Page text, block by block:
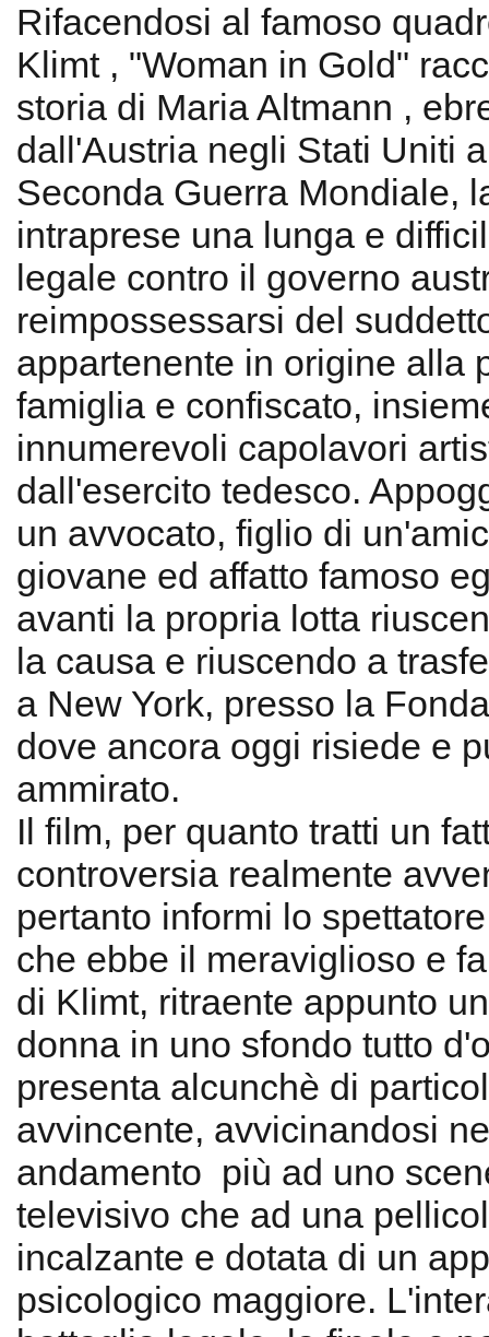
Rifacendosi al famoso
Klimt , "Woman in Gold"
storia di Maria Altmann ,
dall'Austria negli Stati Uniti
Seconda Guerra Mondiale,
intraprese una lunga e
legale contro il governo
reimpossessarsi del
appartenente in origine alla
famiglia e confiscato,
innumerevoli capolavori
dall'esercito tedesco.
un avvocato, figlio di
giovane ed affatto famoso
avanti la propria lotta
la causa e riuscendo a
a New York, presso la
dove ancora oggi risiede e
ammirato.
Il film, per quanto tratti un
controversia realmente
pertanto informi lo
che ebbe il meraviglioso e
di Klimt, ritraente appunto
donna in uno sfondo tutto
presenta alcunchè di
avvincente, avvicinandosi
andamento più ad uno
televisivo che ad una
incalzante e dotata di un
psicologico maggiore.